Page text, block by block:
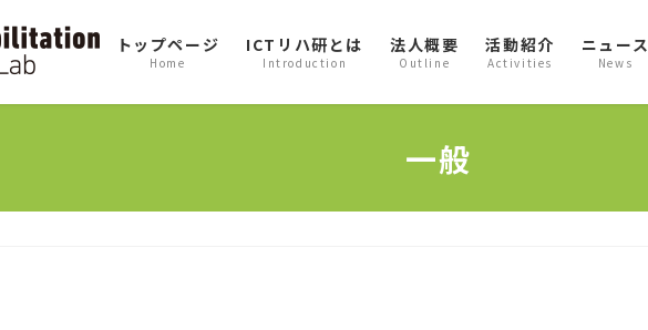
トップページ
Home
ICTリハ研とは
Introduction
法人概要
Outline
活動紹介
Activities
ニュース
News
一般